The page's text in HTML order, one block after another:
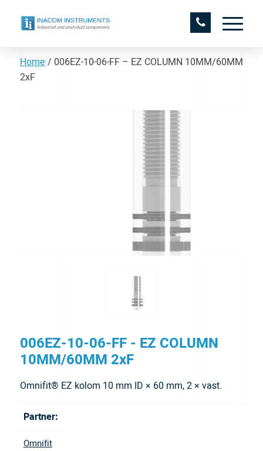
Home / 006EZ-10-06-FF – EZ COLUMN 10MM/60MM
2xF
006EZ-10-06-FF - EZ COLUMN
10MM/60MM 2xF
Omnifit® EZ kolom 10 mm ID × 60 mm, 2 × vast.
Partner:
Omnifit